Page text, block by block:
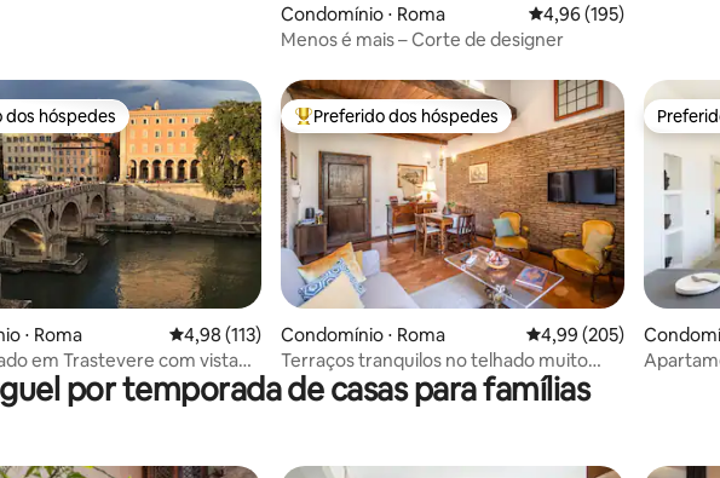
Condomínio ⋅ Roma 4,96 de uma avaliação
4,96 (195)
Menos é mais – Corte de designer
de 5, 117 avaliações
dos hóspedes
dos hóspedes
⋅ Roma 4,98 de uma avaliação média de 5, 113 avaliações
4,98 (113)
em Trastevere com vista
Entre os melhores preferidos dos hóspedes
Preferido dos hóspedes
Condomínio ⋅ Roma 4,99 de uma avaliação
4,99 (205)
Terraços tranquilos no telhado muito
perto da Fontana di Trevi
por temporada de casas para famílias